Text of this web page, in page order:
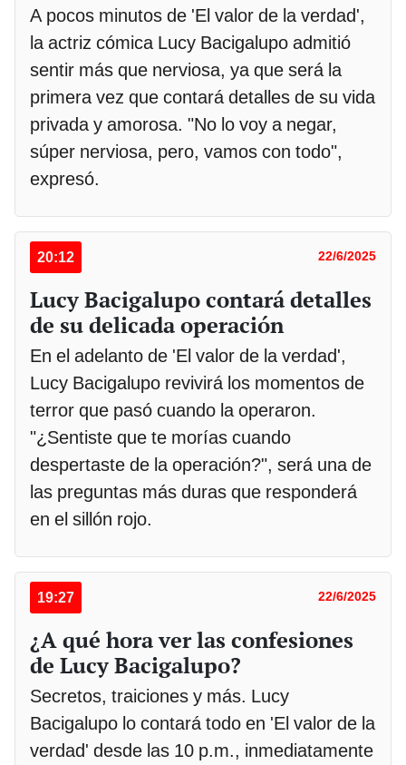
A pocos minutos de 'El valor de la verdad',
la actriz cómica Lucy Bacigalupo admitió
sentir más que nerviosa, ya que será la
primera vez que contará detalles de su vida
privada y amorosa. "No lo voy a negar,
súper nerviosa, pero, vamos con todo",
expresó.
20:12 22/6/2025
Lucy Bacigalupo contará detalles
de su delicada operación
En el adelanto de 'El valor de la verdad',
Lucy Bacigalupo revivirá los momentos de
terror que pasó cuando la operaron.
"¿Sentiste que te morías cuando
despertaste de la operación?", será una de
las preguntas más duras que responderá
en el sillón rojo.
19:27 22/6/2025
¿A qué hora ver las confesiones
de Lucy Bacigalupo?
Secretos, traiciones y más. Lucy
Bacigalupo lo contará todo en 'El valor de la
verdad' desde las 10 p.m., inmediatamente